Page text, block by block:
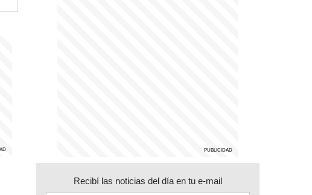
Recibí las noticias del día en tu e-mail